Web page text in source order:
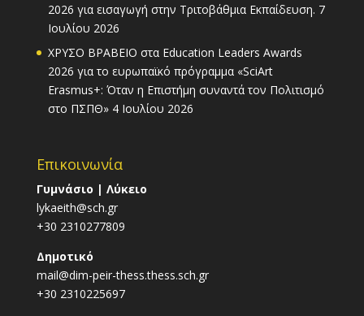
2026 για εισαγωγή στην Τριτοβάθμια Εκπαίδευση. 7
Ιουλίου 2026
ΧΡΥΣΟ ΒΡΑΒΕΙΟ στα Education Leaders Awards
2026 για το ευρωπαϊκό πρόγραμμα «SciArt
Erasmus+: Όταν η Επιστήμη συναντά τον Πολιτισμό
στο ΠΣΠΘ» 4 Ιουλίου 2026
Επικοινωνία
Γυμνάσιο | Λύκειο
lykaeith@sch.gr
+30 2310277809
Δημοτικό
mail@dim-peir-thess.thess.sch.gr
+30 2310225697